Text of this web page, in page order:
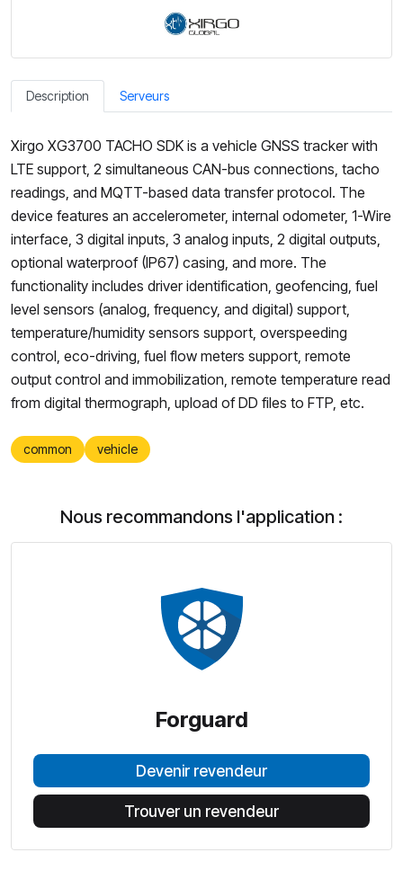
Description Serveurs
Xirgo XG3700 TACHO SDK is a vehicle GNSS tracker with
LTE support, 2 simultaneous CAN-bus connections, tacho
readings, and MQTT-based data transfer protocol. The
device features an accelerometer, internal odometer, 1-Wire
interface, 3 digital inputs, 3 analog inputs, 2 digital outputs,
optional waterproof (IP67) casing, and more. The
functionality includes driver identification, geofencing, fuel
level sensors (analog, frequency, and digital) support,
temperature/humidity sensors support, overspeeding
control, eco-driving, fuel flow meters support, remote
output control and immobilization, remote temperature read
from digital thermograph, upload of DD files to FTP, etc.
common vehicle
Nous recommandons l'application :
Forguard
Devenir revendeur
Trouver un revendeur